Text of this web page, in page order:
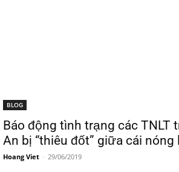
BLOG
Báo động tình trạng các TNLT
An bị “thiêu đốt” giữa cái
Hoang Viet - 29/06/2019